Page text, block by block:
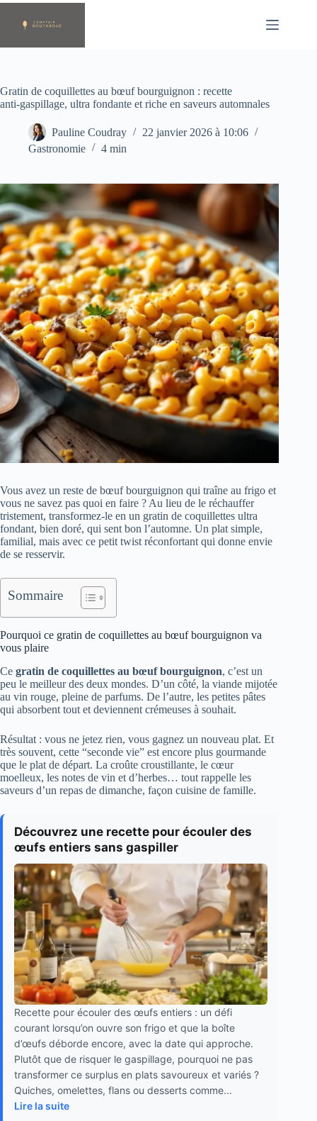
Passer
contenu
Gratin de coquillettes au bœuf bourguignon : recette
anti‑gaspillage, ultra fondante et riche en saveurs automnales
Pauline Coudray
22 janvier 2026 à 10:06
Gastronomie
4 min
Vous avez un reste de bœuf bourguignon qui traîne au frigo et
vous ne savez pas quoi en faire ? Au lieu de le réchauffer
tristement, transformez-le en un gratin de coquillettes ultra
fondant, bien doré, qui sent bon l’automne. Un plat simple,
familial, mais avec ce petit twist réconfortant qui donne envie
de se resservir.
Sommaire
Pourquoi ce gratin de coquillettes au bœuf bourguignon va
vous plaire
Ce gratin de coquillettes au bœuf bourguignon, c’est un
peu le meilleur des deux mondes. D’un côté, la viande mijotée
au vin rouge, pleine de parfums. De l’autre, les petites pâtes
qui absorbent tout et deviennent crémeuses à souhait.
Résultat : vous ne jetez rien, vous gagnez un nouveau plat. Et
très souvent, cette “seconde vie” est encore plus gourmande
que le plat de départ. La croûte croustillante, le cœur
moelleux, les notes de vin et d’herbes… tout rappelle les
saveurs d’un repas de dimanche, façon cuisine de famille.
Découvrez une recette pour écouler des
œufs entiers sans gaspiller
Recette pour écouler des œufs entiers : un défi
courant lorsqu’on ouvre son frigo et que la boîte
d’œufs déborde encore, avec la date qui approche.
Plutôt que de risquer le gaspillage, pourquoi ne pas
transformer ce surplus en plats savoureux et variés ?
Quiches, omelettes, flans ou desserts comme...
Lire la suite